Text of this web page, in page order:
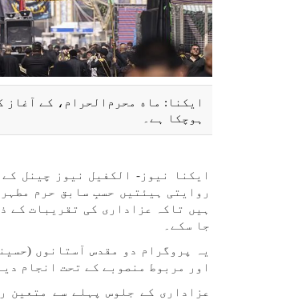
ایکنا: ماه محرم‌الحرام، کے
ہوچکا ہے۔
ایکنا نیوز- الکفیل نیوز چینل
روایتی ہیئتیں حسبِ سابق حرم
ہیں تاکہ عزاداری کی تقریبات کے
جا سکے۔
یہ پروگرام دو مقدس آستانوں
اور مربوط منصوبے کے تحت انجام
عزاداری کے جلوس پہلے سے متعین